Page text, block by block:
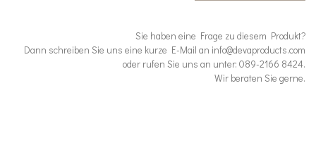
Sie haben eine Frage zu diesem Produkt?
Dann schreiben Sie uns eine kurze E-Mail an info@devaproducts.com
oder rufen Sie uns an unter: 089-2166 8424.
Wir beraten Sie gerne.